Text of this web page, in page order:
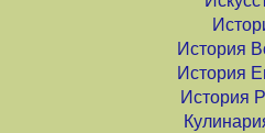
История
История
История